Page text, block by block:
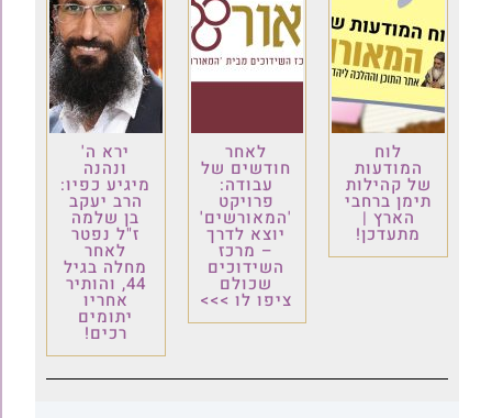
לוח
המודעות
של קהילות
תימן ברחבי
הארץ |
מתעדכן!
לאחר
חודשים של
עבודה:
פרויקט
'המאורשים'
יוצא לדרך
– מרכז
השידוכים
שכולם
ציפו לו >>>
ירא ה'
ונהנה
מיגיע כפיו:
הרב יעקב
בן שלמה
ז"ל נפטר
לאחר
מחלה בגיל
44, והותיר
אחריו
יתומים
רכים!